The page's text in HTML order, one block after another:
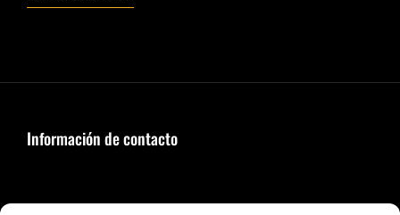
1973).
Información de contacto